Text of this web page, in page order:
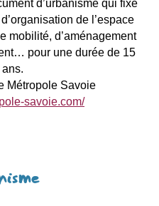
d’urbanisme qui fixe
de l’espace
mobilité, d’aménagement
pour une durée de 15
Métropole Savoie
savoie.com/